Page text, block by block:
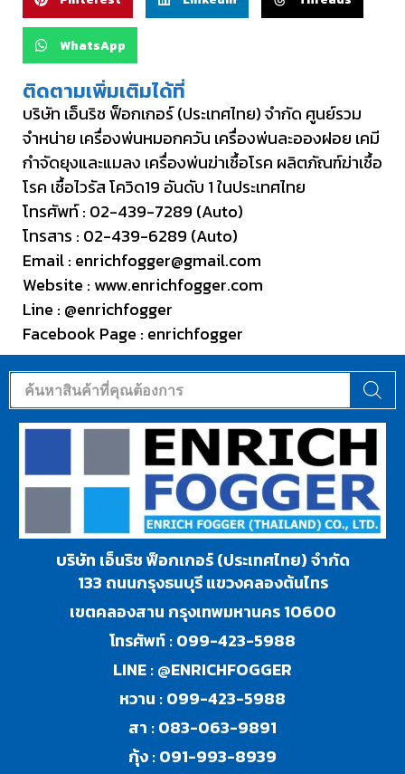
WhatsApp
ติดตามเพิ่มเติมได้ที่
บริษัท เอ็นริช ฟ็อกเกอร์ (ประเทศไทย) จำกัด ศูนย์รวม
จำหน่าย เครื่องพ่นหมอกควัน เครื่องพ่นละอองฝอย เคมี
กำจัดยุงและแมลง เครื่องพ่นฆ่าเชื้อโรค ผลิตภัณฑ์ฆ่าเชื้อ
โรค เชื้อไวรัส โควิด19 อันดับ 1 ในประเทศไทย
โทรศัพท์ : 02-439-7289 (Auto)
โทรสาร : 02-439-6289 (Auto)
Email : enrichfogger@gmail.com
Website : www.enrichfogger.com
Line : @enrichfogger
Facebook Page : enrichfogger
บริษัท เอ็นริช ฟ็อกเกอร์ (ประเทศไทย) จำกัด
133 ถนนกรุงธนบุรี แขวงคลองต้นไทร
เขตคลองสาน กรุงเทพมหานคร 10600
โทรศัพท์ :099-423-5988
LINE :@ENRICHFOGGER
หวาน :099-423-5988
สา :083-063-9891
กุ้ง :091-993-8939